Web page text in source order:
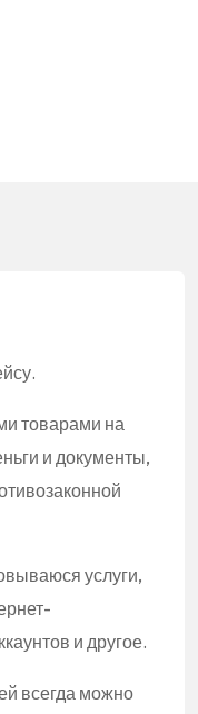
товарами на
и документы,
услуги,
и другое.
всегда можно